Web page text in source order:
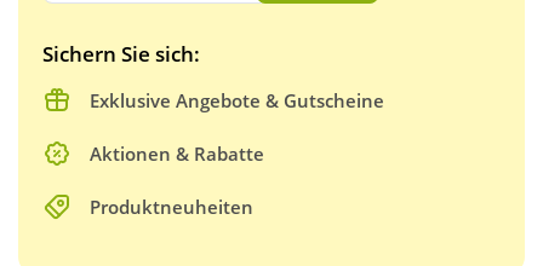
Sichern Sie sich:
Exklusive Angebote & Gutscheine
Aktionen & Rabatte
Produktneuheiten